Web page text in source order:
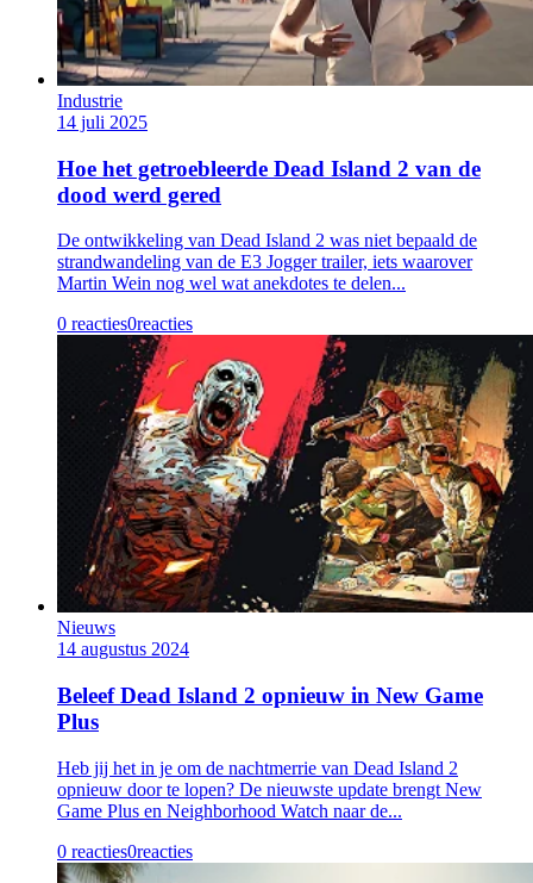
Industrie
14 juli 2025
Hoe het getroebleerde Dead Island 2 van de
dood werd gered
De ontwikkeling van Dead Island 2 was niet bepaald de
strandwandeling van de E3 Jogger trailer, iets waarover
Martin Wein nog wel wat anekdotes te delen...
0 reacties0reacties
Nieuws
14 augustus 2024
Beleef Dead Island 2 opnieuw in New Game
Plus
Heb jij het in je om de nachtmerrie van Dead Island 2
opnieuw door te lopen? De nieuwste update brengt New
Game Plus en Neighborhood Watch naar de...
0 reacties0reacties